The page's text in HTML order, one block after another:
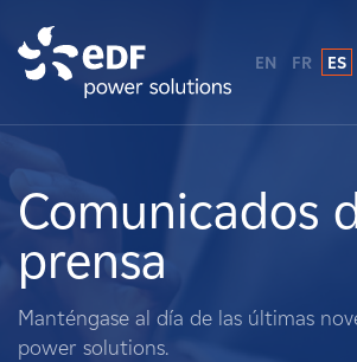
Sobre nosotros
Qué hacemos
Terratenientes
EN FR ES
Comunicados
prensa
Manténgase al día de las últimas
power solutions.